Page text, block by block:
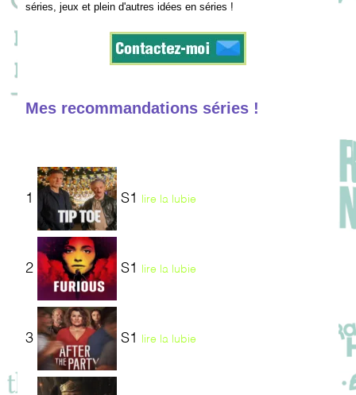
séries, jeux et plein d'autres idées en séries !
Mes recommandations séries !
1 S1 lire la lubie
2 S1 lire la lubie
3 S1 lire la lubie